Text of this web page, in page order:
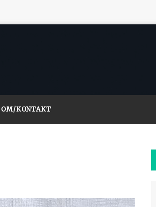
OM/KONTAKT